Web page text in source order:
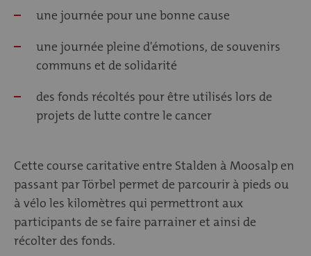
une journée pour une bonne cause
une journée pleine d'émotions, de souvenirs
communs et de solidarité
des fonds récoltés pour être utilisés lors de
projets de lutte contre le cancer
Cette course caritative entre Stalden à Moosalp en
passant par Törbel permet de parcourir à pieds ou
à vélo les kilomètres qui permettront aux
participants de se faire parrainer et ainsi de
récolter des fonds.